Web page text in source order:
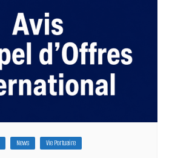
News Vie Portuaire